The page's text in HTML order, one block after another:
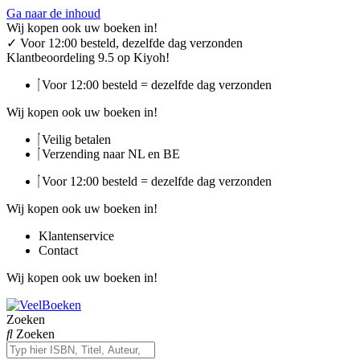
Ga naar de inhoud
Wij kopen ook uw boeken in!
✓ Voor 12:00 besteld, dezelfde dag verzonden
Klantbeoordeling 9.5 op Kiyoh!
Voor 12:00 besteld = dezelfde dag verzonden
Wij kopen ook uw boeken in!
Veilig betalen
Verzending naar NL en BE
Voor 12:00 besteld = dezelfde dag verzonden
Wij kopen ook uw boeken in!
Klantenservice
Contact
Wij kopen ook uw boeken in!
Zoeken
Zoeken